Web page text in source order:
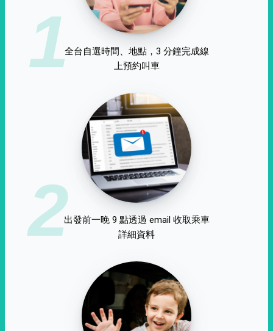
1全台自選時間、地點，3 分鐘完成線
上預約叫車
2出發前一晚 9 點透過 email 收取乘車
詳細資料